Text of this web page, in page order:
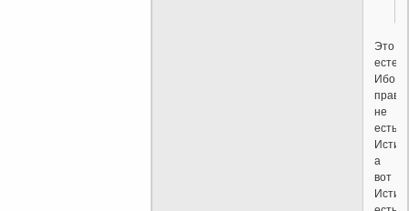
Это
Ибо
не
есть
а
вот